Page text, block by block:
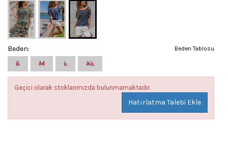
Beden Tablosu
Beden:
S
M L XL
Geçici olarak stoklarımızda bulunmamaktadır.
Hatırlatma Talebi Ekle